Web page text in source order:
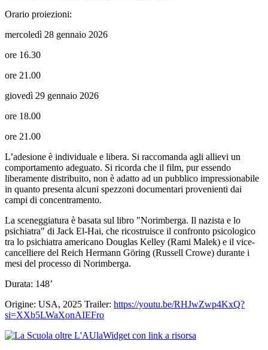
Orario proiezioni:
mercoledì 28 gennaio 2026
ore 16.30
ore 21.00
giovedì 29 gennaio 2026
ore 18.00
ore 21.00
L’adesione è individuale e libera. Si raccomanda agli allievi un
comportamento adeguato. Si ricorda che il film, pur essendo
liberamente distribuito, non è adatto ad un pubblico impressionabile
in quanto presenta alcuni spezzoni documentari provenienti dai
campi di concentramento.
La sceneggiatura è basata sul libro "Norimberga. Il nazista e lo
psichiatra" di Jack El-Hai, che ricostruisce il confronto psicologico
tra lo psichiatra americano Douglas Kelley (Rami Malek) e il vice-
cancelliere del Reich Hermann Göring (Russell Crowe) durante i
mesi del processo di Norimberga.
Durata: 148’
Origine: USA, 2025 Trailer: https://youtu.be/RHJwZwp4KxQ?
si=XXb5LWaXonAIEFro
Widget con link a risorsa